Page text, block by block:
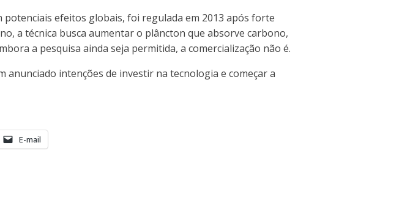
efeitos globais, foi regulada em 2013 após forte
a técnica busca aumentar o plâncton que absorve carbono,
a pesquisa ainda seja permitida, a comercialização não é.
anunciado intenções de investir na tecnologia e começar a
E-mail